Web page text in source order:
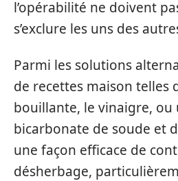
l’opérabilité ne doivent
s’exclure les uns des
Parmi les solutions
de recettes maison telles
bouillante, le vinaigre, ou
bicarbonate de soude et
une façon efficace de
désherbage,